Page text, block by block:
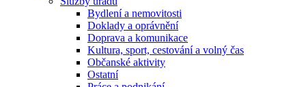
Bydlení a nemovitosti
Doklady a oprávnění
Doprava a komunikace
Kultura, sport, cestování a volný čas
Občanské aktivity
Ostatní